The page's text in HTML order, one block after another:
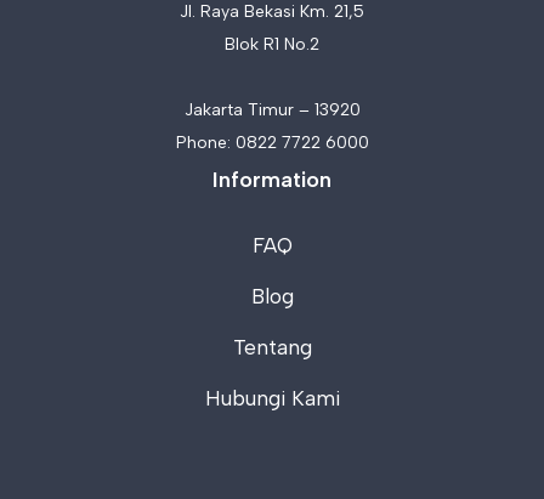
Jl. Raya Bekasi Km. 21,5
Blok R1 No.2
Jakarta Timur – 13920
Phone: 0822 7722 6000
Information
FAQ
Blog
Tentang
Hubungi Kami